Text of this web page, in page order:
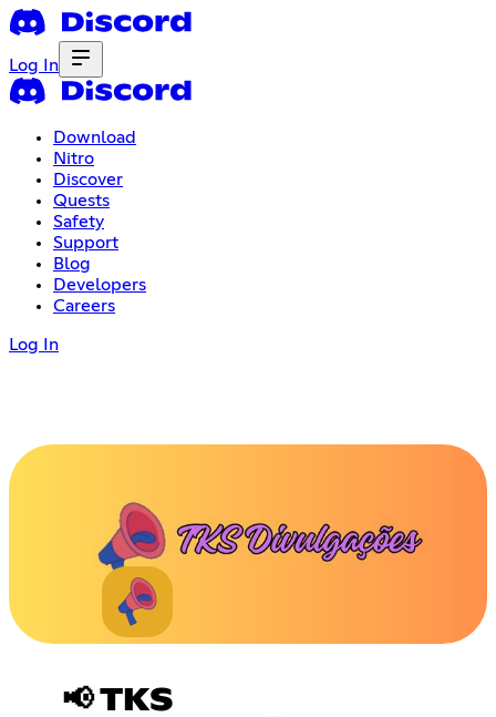
Log In
Download
Nitro
Discover
Quests
Safety
Support
Blog
Developers
Careers
Log In
📢 TKS